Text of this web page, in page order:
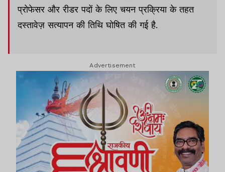
प्रोफेसर और रीडर पदों के लिए चयन प्रक्रिया के तहत
दस्तावेज़ सत्यापन की तिथि घोषित की गई है.
Advertisement